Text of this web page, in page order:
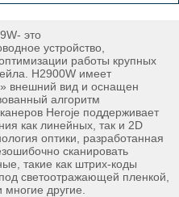
это
устройство,
работы крупных
H2900W имеет
внешний вид и оснащен
алгоритм
Heroje поддерживает
как линейных, так и 2D
оптики, разработанная
сканировать
такие как штрих-коды
светоотражающей пленкой,
другие.